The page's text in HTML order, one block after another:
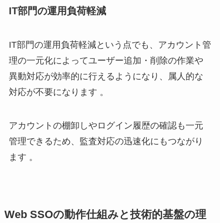
IT部門の運用負荷軽減
IT部門の運用負荷軽減という点でも、アカウント管
理の一元化によってユーザー追加・削除の作業や
異動対応が効率的に行えるようになり、属人的な
対応が不要になります 。
アカウントの棚卸しやログイン履歴の確認も一元
管理できるため、監査対応の迅速化にもつながり
ます 。
Web SSOの動作仕組みと技術的基盤の理